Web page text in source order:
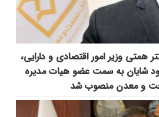
همتی وزیر امور اقتصادی و دارایی،
شایان به سمت عضو هیات مدیره
و معدن منصوب شد